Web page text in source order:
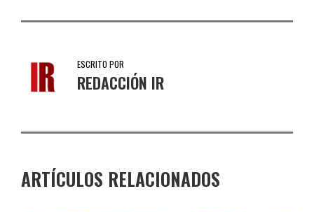
ESCRITO POR
REDACCIÓN IR
ARTÍCULOS RELACIONADOS